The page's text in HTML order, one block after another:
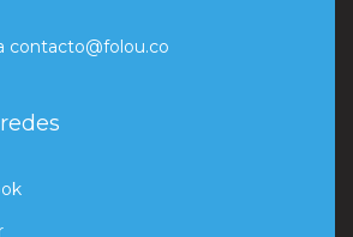
contacto@folou.co